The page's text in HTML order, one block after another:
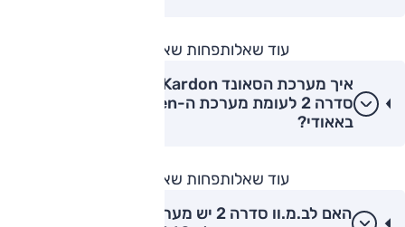
עוד שאלותפחות שאלות
סדרה 2 לעומת מערכת ה-Bang & Olufsen
באאודי?
עוד שאלותפחות שאלות
האם לב.מ.וו סדרה 2 יש מערכות בטיחות אקטיביות